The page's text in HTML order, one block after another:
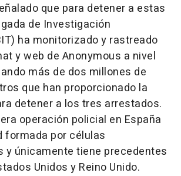
que para detener a estas
de Investigación
ha monitorizado y rastreado
y web de Anonymous a nivel
más de dos millones de
que han proporcionado la
detener a los tres arrestados.
operación policial en España
formada por células
y únicamente tiene precedentes
Unidos y Reino Unido.